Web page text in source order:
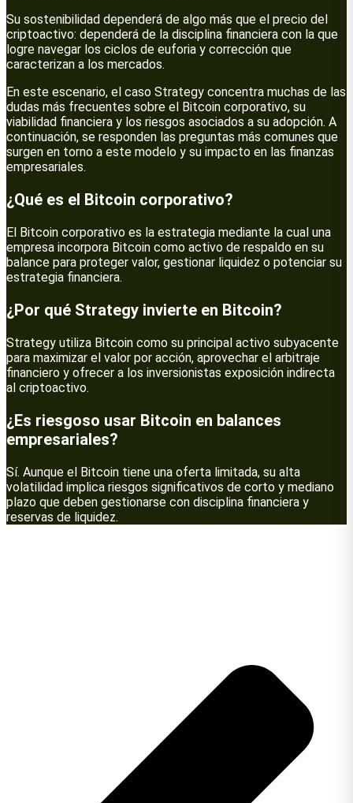
Su sostenibilidad dependerá de algo más que el precio del
criptoactivo: dependerá de la disciplina financiera con la que
logre navegar los ciclos de euforia y corrección que
caracterizan a los mercados.
En este escenario, el caso Strategy concentra muchas de las
dudas más frecuentes sobre el Bitcoin corporativo, su
viabilidad financiera y los riesgos asociados a su adopción. A
continuación, se responden las preguntas más comunes que
surgen en torno a este modelo y su impacto en las finanzas
empresariales.
¿Qué es el Bitcoin corporativo?
El Bitcoin corporativo es la estrategia mediante la cual una
empresa incorpora Bitcoin como activo de respaldo en su
balance para proteger valor, gestionar liquidez o potenciar su
estrategia financiera.
¿Por qué Strategy invierte en Bitcoin?
Strategy utiliza Bitcoin como su principal activo subyacente
para maximizar el valor por acción, aprovechar el arbitraje
financiero y ofrecer a los inversionistas exposición indirecta
al criptoactivo.
¿Es riesgoso usar Bitcoin en balances
empresariales?
Sí. Aunque el Bitcoin tiene una oferta limitada, su alta
volatilidad implica riesgos significativos de corto y mediano
plazo que deben gestionarse con disciplina financiera y
reservas de liquidez.